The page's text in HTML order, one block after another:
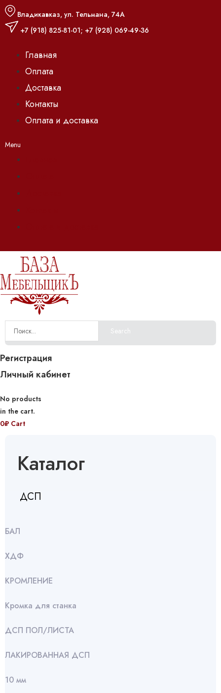
Владикавказ, ул. Тельмана, 74А
+7 (918) 825-81-01; +7 (928) 069-49-36
Главная
Оплата
Доставка
Контакты
Оплата и доставка
Menu
Search
Регистрация
Личный кабинет
No products
in the cart.
0₽ Cart
Каталог
ДСП
БАЛ
ХДФ
КРОМЛЕНИЕ
Кромка для станка
ДСП ПОЛ/ЛИСТА
ЛАКИРОВАННАЯ ДСП
10 мм